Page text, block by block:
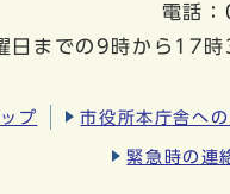
電話：
日までの9時から17
プ 市役所本庁舎へ
緊急時の連